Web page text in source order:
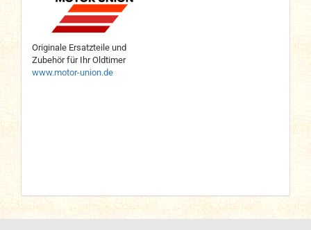
Originale Ersatzteile und
Zubehör für Ihr Oldtimer
www.motor-union.de